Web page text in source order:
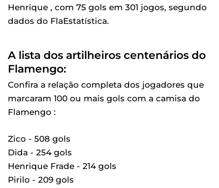
Henrique , com 75 gols em 301 jogos, segundo
dados do FlaEstatística.
A lista dos artilheiros centenários do
Flamengo:
Confira a relação completa dos jogadores que
marcaram 100 ou mais gols com a camisa do
Flamengo :
Zico - 508 gols
Dida - 254 gols
Henrique Frade - 214 gols
Pirilo - 209 gols